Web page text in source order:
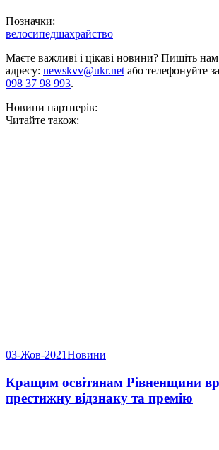
Позначки:
велосипедшахрайство
Маєте важливі і цікаві новини? Пишіть
адресу: newskvv@ukr.net або телефонуйте
098 37 98 993.
Новини партнерів:
Читайте також:
03-Жов-2021Новини
Кращим освітянам Рівненщини
престижну відзнаку та премію